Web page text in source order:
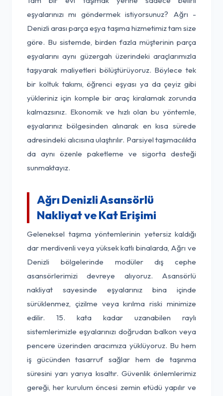
eşyalarınızı mı göndermek istiyorsunuz? Ağrı -
Denizli arası parça eşya taşıma hizmetimiz tam size
göre. Bu sistemde, birden fazla müşterinin parça
eşyalarını aynı güzergah üzerindeki araçlarımızla
taşıyarak maliyetleri bölüştürüyoruz. Böylece tek
bir koltuk takımı, öğrenci eşyası ya da çeyiz gibi
yükleriniz için komple bir araç kiralamak zorunda
kalmazsınız. Ekonomik ve hızlı olan bu yöntemle,
eşyalarınız bölgesinden alınarak en kısa sürede
adresindeki alıcısına ulaştırılır. Parsiyel taşımacılıkta
da aynı özenle paketleme ve sigorta desteği
sunmaktayız.
Ağrı Denizli Asansörlü
Nakliyat ve Kat Erişimi
Geleneksel taşıma yöntemlerinin yetersiz kaldığı
dar merdivenli veya yüksek katlı binalarda, Ağrı ve
Denizli bölgelerinde modüler dış cephe
asansörlerimizi devreye alıyoruz. Asansörlü
nakliyat sayesinde eşyalarınız bina içinde
sürüklenmez, çizilme veya kırılma riski minimize
edilir. 15. kata kadar uzanabilen raylı
sistemlerimizle eşyalarınızı doğrudan balkon veya
pencere üzerinden aracımıza yüklüyoruz. Bu hem
iş gücünden tasarruf sağlar hem de taşınma
süresini yarı yarıya kısaltır. Güvenlik önlemlerimiz
gereği, her kurulum öncesi zemin etüdü yapılır ve